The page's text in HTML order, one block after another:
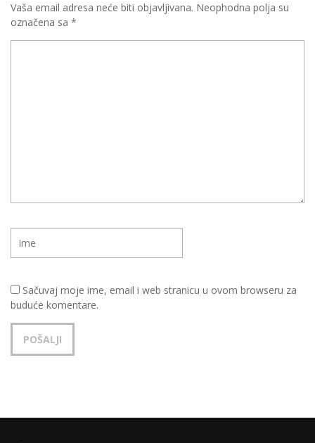
Vaša email adresa neće biti objavljivana. Neophodna polja su
označena sa *
Sačuvaj moje ime, email i web stranicu u ovom browseru za
buduće komentare.